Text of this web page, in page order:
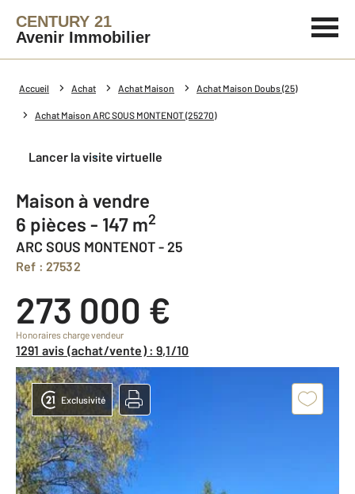
CENTURY 21
Avenir Immobilier
Accueil Achat Achat Maison Achat Maison Doubs (25)
Achat Maison ARC SOUS MONTENOT (25270)
Lancer la visite virtuelle
Maison à vendre
6 pièces - 147 m2
ARC SOUS MONTENOT - 25
Ref : 27532
273 000 €
Honoraires charge vendeur
1291 avis (achat/vente) : 9,1/10
Exclusivité